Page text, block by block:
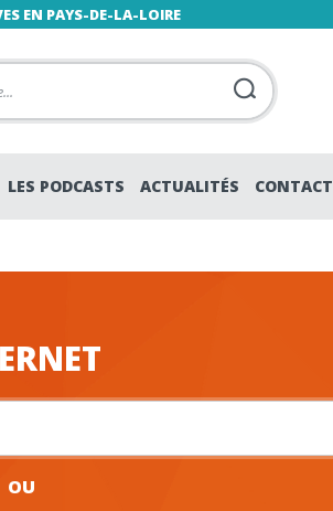
EN PAYS-DE-LA-LOIRE
LES PODCASTS ACTUALITÉS CONTACT
OU